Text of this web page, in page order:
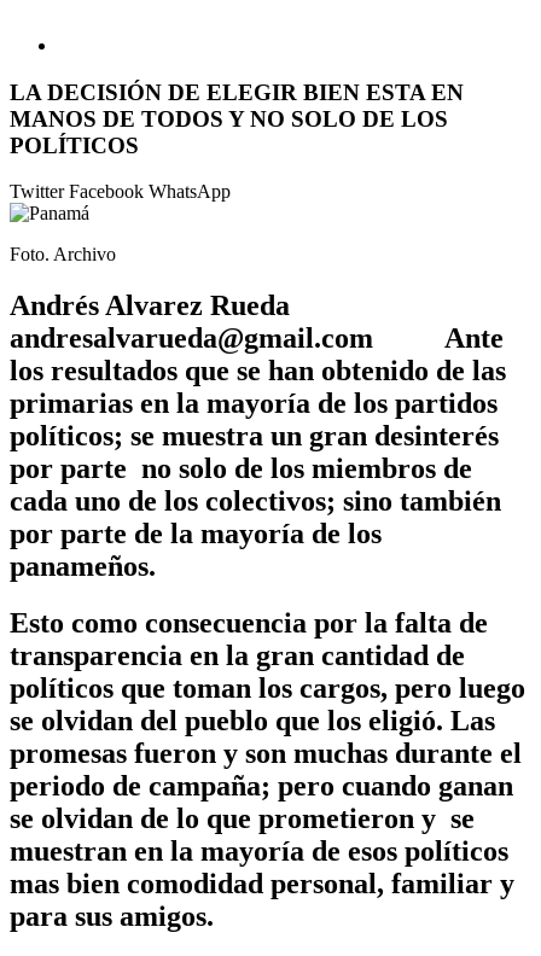
LA DECISIÓN DE ELEGIR BIEN ESTA EN
MANOS DE TODOS Y NO SOLO DE LOS
POLÍTICOS
TwitterFacebook WhatsApp
Foto. Archivo
Andrés Alvarez Rueda
andresalvarueda@gmail.com Ante
los resultados que se han obtenido de las
primarias en la mayoría de los partidos
políticos; se muestra un gran desinterés
por parte no solo de los miembros de
cada uno de los colectivos; sino también
por parte de la mayoría de los
panameños.
Esto como consecuencia por la falta de
transparencia en la gran cantidad de
políticos que toman los cargos, pero luego
se olvidan del pueblo que los eligió. Las
promesas fueron y son muchas durante el
periodo de campaña; pero cuando ganan
se olvidan de lo que prometieron y se
muestran en la mayoría de esos políticos
mas bien comodidad personal, familiar y
para sus amigos.